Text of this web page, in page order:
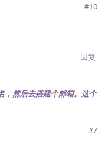
#10
回复
然后去搭建个邮箱。这个
#7